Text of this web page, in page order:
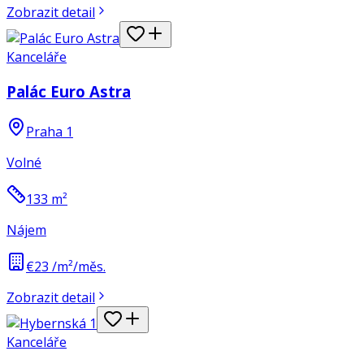
Zobrazit detail
Kanceláře
Palác Euro Astra
Praha 1
Volné
133 m²
Nájem
€23 /m²/měs.
Zobrazit detail
Kanceláře